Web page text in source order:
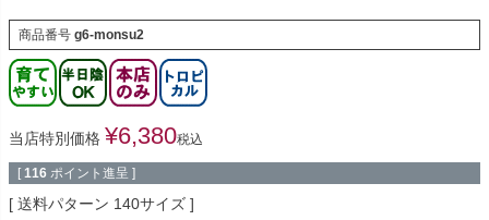
商品番号 g6-monsu2
当店特別価格 ¥6,380税込
[ 116 ポイント進呈 ]
送料パターン 140サイズ